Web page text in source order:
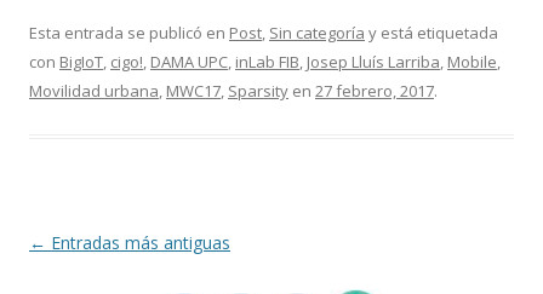
Esta entrada se publicó en Post Sin categoría y está etiquetada
con BigIoT cigo! DAMA UPC inLab FIB Josep Lluís Larriba Mobile
Movilidad urbana MWC17 Sparsity en 27 febrero, 2017.
Navegación
← Entradas más antiguas